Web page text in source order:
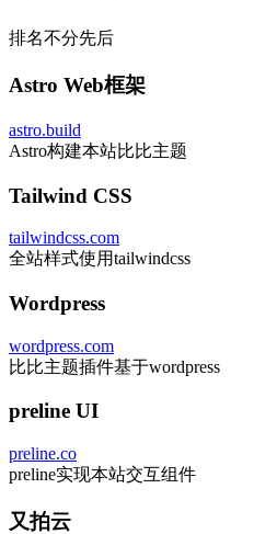
排名不分先后
Astro Web框架
astro.build
Astro构建本站比比主题
Tailwind CSS
tailwindcss.com
全站样式使用tailwindcss
Wordpress
wordpress.com
比比主题插件基于wordpress
preline UI
preline.co
preline实现本站交互组件
又拍云